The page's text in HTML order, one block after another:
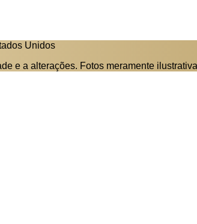
Unidos
e a alterações. Fotos meramente